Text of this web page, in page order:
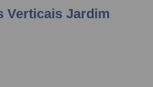
Verticais Jardim